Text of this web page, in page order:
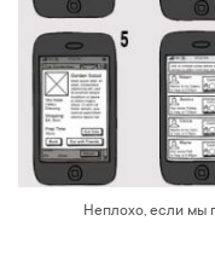
Неплохо, если мы